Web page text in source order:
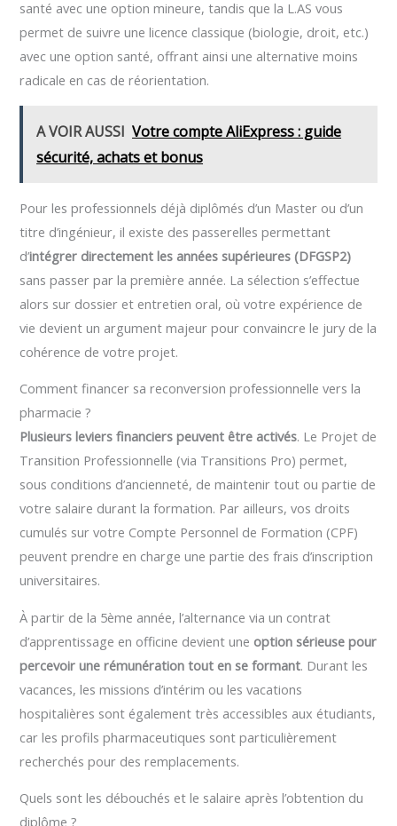
santé avec une option mineure, tandis que la L.AS vous
permet de suivre une licence classique (biologie, droit, etc.)
avec une option santé, offrant ainsi une alternative moins
radicale en cas de réorientation.
A VOIR AUSSI Votre compte AliExpress : guide
sécurité, achats et bonus
Pour les professionnels déjà diplômés d’un Master ou d’un
titre d’ingénieur, il existe des passerelles permettant
d’intégrer directement les années supérieures (DFGSP2)
sans passer par la première année. La sélection s’effectue
alors sur dossier et entretien oral, où votre expérience de
vie devient un argument majeur pour convaincre le jury de la
cohérence de votre projet.
Comment financer sa reconversion professionnelle vers la
pharmacie ?
Plusieurs leviers financiers peuvent être activés. Le Projet de
Transition Professionnelle (via Transitions Pro) permet,
sous conditions d’ancienneté, de maintenir tout ou partie de
votre salaire durant la formation. Par ailleurs, vos droits
cumulés sur votre Compte Personnel de Formation (CPF)
peuvent prendre en charge une partie des frais d’inscription
universitaires.
À partir de la 5ème année, l’alternance via un contrat
d’apprentissage en officine devient une option sérieuse pour
percevoir une rémunération tout en se formant. Durant les
vacances, les missions d’intérim ou les vacations
hospitalières sont également très accessibles aux étudiants,
car les profils pharmaceutiques sont particulièrement
recherchés pour des remplacements.
Quels sont les débouchés et le salaire après l’obtention du
diplôme ?